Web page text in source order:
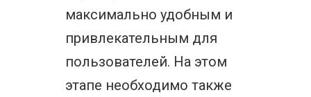
максимально удобным и
привлекательным для
пользователей. На этом
этапе необходимо также